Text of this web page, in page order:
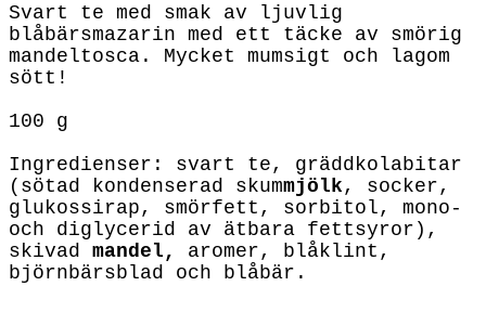
Svart te med smak av ljuvlig
blåbärsmazarin med ett täcke av smörig
mandeltosca. Mycket mumsigt och lagom
sött!
100 g
Ingredienser: svart te, gräddkolabitar
(sötad kondenserad skummjölk , socker,
glukossirap, smörfett, sorbitol, mono-
och diglycerid av ätbara fettsyror),
skivad mandel, aromer, blåklint,
björnbärsblad och blåbär.